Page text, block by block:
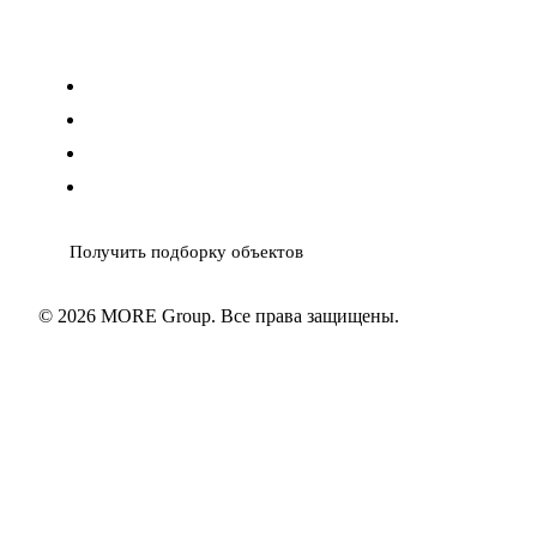
Получить подборку объектов
© 2026 MORE Group. Все права защищены.